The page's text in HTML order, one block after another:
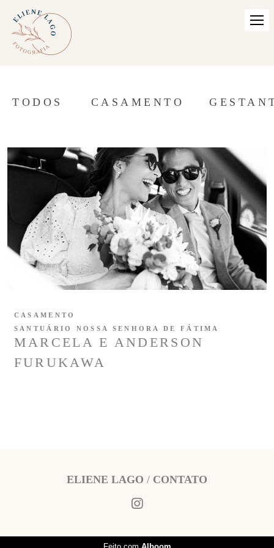
TODOS CASAMENTO
MARCELA E ANDERSON
FURUKAWA
CASAMENTO
SANTUÁRIO NOSSA SENHORA DE FÁTIMA
ELIENE LAGO / CONTATO